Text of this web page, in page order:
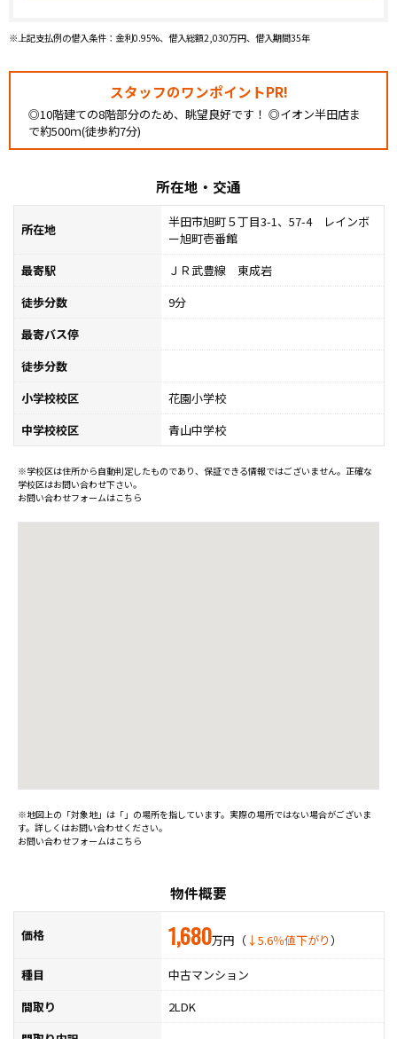
※上記支払例の借入条件：金利0.95%、借入総額2,030万円、借入期間35年
スタッフのワンポイントPR!
◎10階建ての8階部分のため、眺望良好です！ ◎イオン半田店ま
で約500ｍ(徒歩約7分)
所在地・交通
所在地
半田市旭町５丁目3-1、57-4 レインボ
ー旭町壱番館
最寄駅
ＪＲ武豊線 東成岩
徒歩分数
9分
最寄バス停
徒歩分数
小学校校区
花園小学校
中学校校区
青山中学校
※学校区は住所から自動判定したものであり、保証できる情報ではございません。正確な
学校区はお問い合わせ下さい。
お問い合わせフォームはこちら
※地図上の「対象地」は「」の場所を指しています。実際の場所ではない場合がございま
す。詳しくはお問い合わせください。
お問い合わせフォームはこちら
物件概要
価格 1,680万円（↓5.6％値下がり）
種目
中古マンション
間取り
2LDK